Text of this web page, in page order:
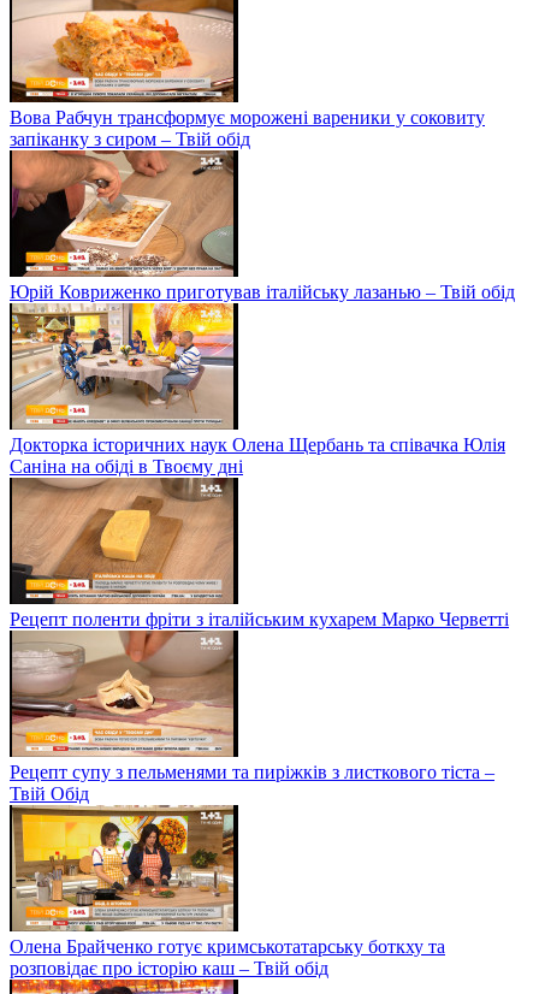
Вова Рабчун трансформує морожені вареники у соковиту
запіканку з сиром – Твій обід
Юрій Ковриженко приготував італійську лазанью – Твій обід
Докторка історичних наук Олена Щербань та співачка Юлія
Саніна на обіді в Твоєму дні
Рецепт поленти фріти з італійським кухарем Марко Черветті
Рецепт супу з пельменями та пиріжків з листкового тіста –
Твій Обід
Олена Брайченко готує кримськотатарську боткху та
розповідає про історію каш – Твій обід